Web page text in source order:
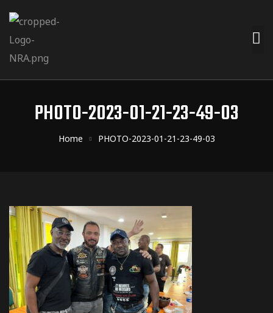
PHOTO-2023-01-21-23-49-03
Home PHOTO-2023-01-21-23-49-03